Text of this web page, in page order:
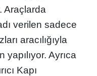
Araçlarda
verilen sadece
aracılığıyla
Ayrıca
Kapı